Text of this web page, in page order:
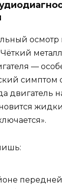
осмотр
—
симптом
двигатель